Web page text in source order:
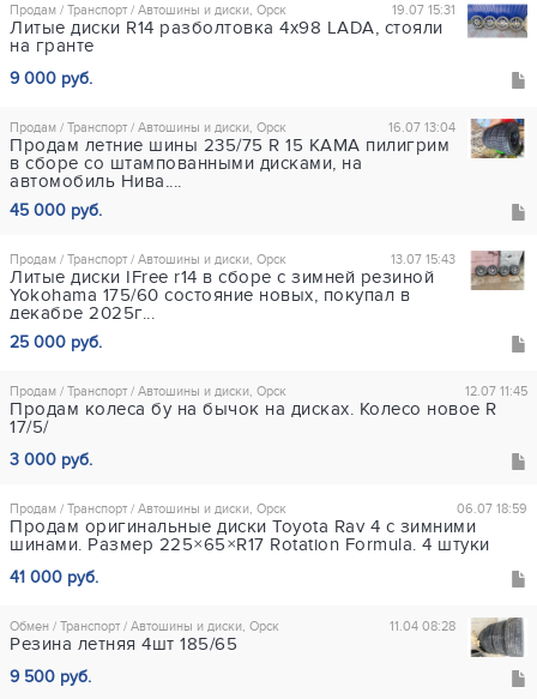
19.07 15:31
Продам / Транспорт / Автошины и диски, Орск
Литые диски R14 разболтовка 4х98 LADA, стояли
на гранте
9 000 руб.
16.07 13:04
Продам / Транспорт / Автошины и диски, Орск
Продам летние шины 235/75 R 15 КАМА пилигрим
в сборе со штампованными дисками, на
автомобиль Нива,...
45 000 руб.
13.07 15:43
Продам / Транспорт / Автошины и диски, Орск
Литые диски IFree r14 в сборе с зимней резиной
Yokohama 175/60 состояние новых, покупал в
декабре 2025г...
25 000 руб.
12.07 11:45
Продам / Транспорт / Автошины и диски, Орск
Продам колеса бу на бычок на дисках. Колесо новое R
17/5/
3 000 руб.
06.07 18:59
Продам / Транспорт / Автошины и диски, Орск
Продам оригинальные диски Toyota Rav 4 c зимними
шинами. Размер 225×65×R17 Rotation Formula. 4 штуки
41 000 руб.
11.04 08:28
Обмен / Транспорт / Автошины и диски, Орск
Резина летняя 4шт 185/65
9 500 руб.